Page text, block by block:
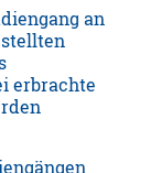
an
erbrachte